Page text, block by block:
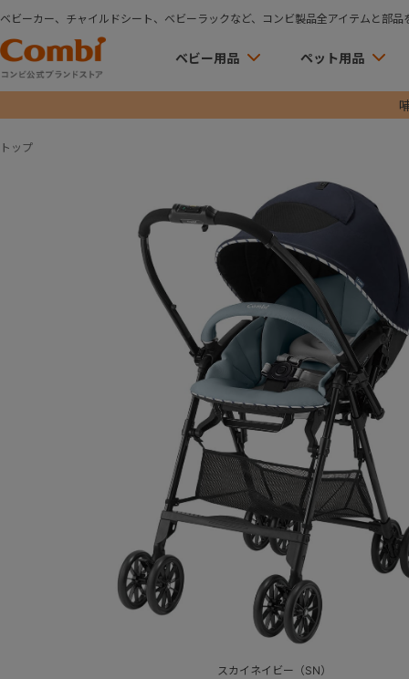
ベビーカー、チャイルドシート、ベビーラックなど、コンビ製品全アイテムと部品
ベビー用品 ペット用品
トップ
スカイネイビー（SN）